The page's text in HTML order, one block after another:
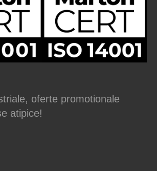
oferte promotionale
atipice!